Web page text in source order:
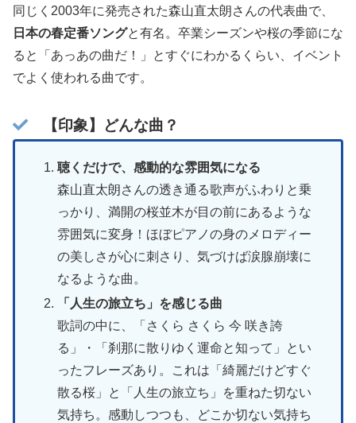
同じく2003年に発売された森山直太朗さんの代表曲で、
日本の春定番ソングと有名。卒業シーズンや桜の季節にな
ると「あっあの曲だ！」とすぐにわかるくらい、イベント
でよく使われる曲です。
【印象】どんな曲？
聴くだけで、感動的な雰囲気になる
森山直太朗さんの透き通る歌声がふわりと乗
っかり、満開の桜並木が目の前にあるような
雰囲気に変身！ほぼピアノの身のメロディー
の美しさが心に刺さり、気づけば涙腺崩壊に
なるような曲。
「人生の旅立ち」を感じる曲
歌詞の中に、「さくら さくら 今 咲き誇
る」・「刹那に散りゆく運命と知って」とい
ったフレーズあり。これは「綺麗だけどすぐ
散る桜」と「人生の旅立ち」を重ねた切ない
気持ち。感動しつつも、どこか切ない気持ち